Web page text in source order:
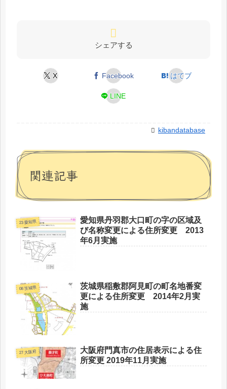
シェアする
X Facebook はてブ
LINE
kibandatabase
関連記事
23 愛知県
愛知県丹羽郡大口町の字の区域及
び名称変更による住所変更 2013
年6月実施
08 茨城県
茨城県稲敷郡阿見町の町名地番変
更による住所変更 2014年2月実
施
27 大阪府
大阪府門真市の住居表示による住
所変更 2019年11月実施